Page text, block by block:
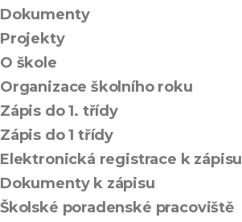
Dokumenty
Projekty
O škole
Organizace školního roku
Zápis do 1. třídy
Zápis do 1 třídy
Elektronická registrace k zápisu
Dokumenty k zápisu
Školské poradenské pracoviště